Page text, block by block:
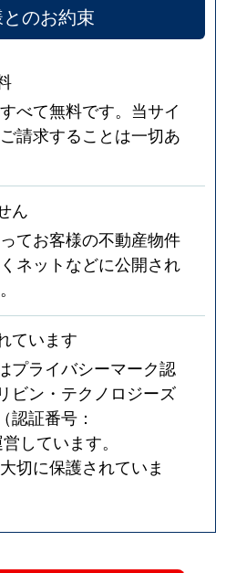
のお約束
べて無料です。当サイ
請求することは一切あ
ん
てお客様の不動産物件
ネットなどに公開され
ています
プライバシーマーク認
ビン・テクノロジーズ
認証番号：
しています。
切に保護されていま